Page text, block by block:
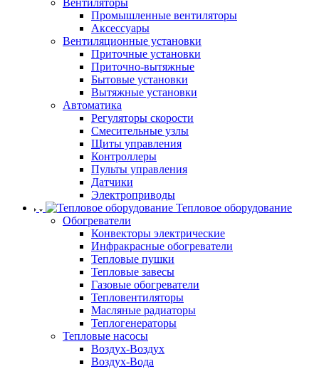
Вентиляторы
Промышленные вентиляторы
Аксессуары
Вентиляционные установки
Приточные установки
Приточно-вытяжные
Бытовые установки
Вытяжные установки
Автоматика
Регуляторы скорости
Смесительные узлы
Щиты управления
Контроллеры
Пульты управления
Датчики
Электроприводы
Тепловое оборудование
Обогреватели
Конвекторы электрические
Инфракрасные обогреватели
Тепловые пушки
Тепловые завесы
Газовые обогреватели
Тепловентиляторы
Масляные радиаторы
Теплогенераторы
Тепловые насосы
Воздух-Воздух
Воздух-Вода